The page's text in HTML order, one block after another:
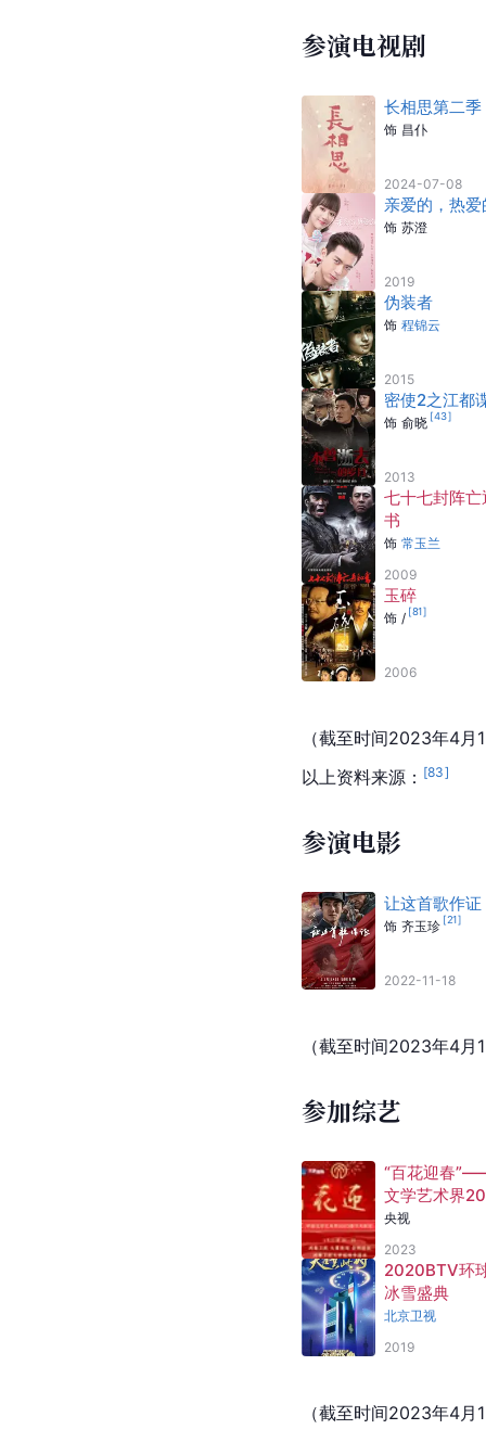
参演电视剧
长相思第二季
饰 昌仆
2024-07-08
亲爱的，热爱
饰 苏澄
2019
伪装者
饰 程锦云
2015
密使2之江都
饰 俞晓 [43]
2013
七十七封阵亡
书
饰 常玉兰
2009
玉碎
饰 / [81]
2006
（截至时间2023年4月
以上资料来源： [83]
参演电影
让这首歌作证
饰 齐玉珍 [21]
2022-11-18
（截至时间2023年4月
参加综艺
“百花迎春
文学艺术界
春节大联欢
央视
2023
2020BTV环
冰雪盛典
北京卫视
2019
（截至时间2023年4月